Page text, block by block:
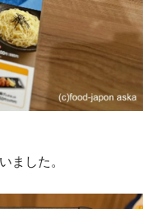
ました。